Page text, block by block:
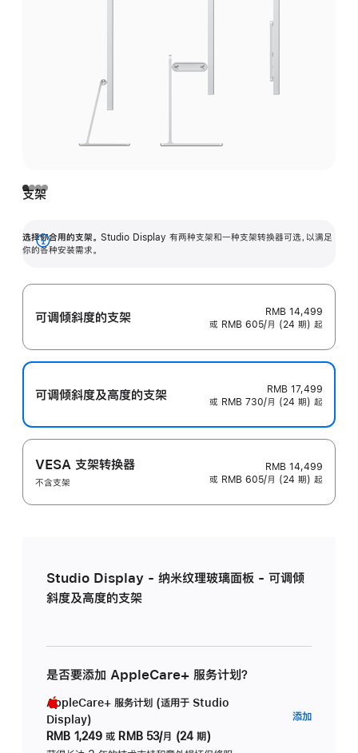
支架
选择你合用的支架。 Studio Display 有两种支架和一种支架转换器可选，以满足
你的各种安装需求。
展
可调倾斜度的支架
RMB 14,499
或 RMB 605/月 (24 期) 起
可调倾斜度及高‍度的支‍架
RMB 17,499
或 RMB 730/月 (24 期) 起
VESA 支架转换器
不含支架
RMB 14,499
或 RMB 605/月 (24 期) 起
Studio Display - 纳米纹理玻璃面板 - 可调倾
斜度及高度的支架
是否要添加 AppleCare+ 服务计划？
AppleCare+ 服务计划 (适用于 Studio
Display)
RMB 1,249 或 RMB 53/月 (24 期)
添加